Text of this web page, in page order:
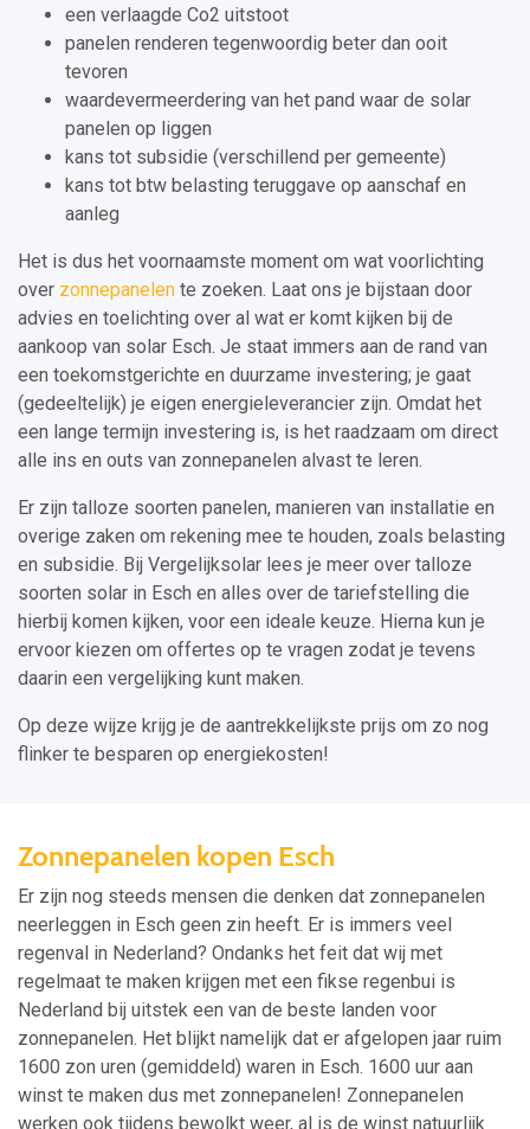
een verlaagde Co2 uitstoot
panelen renderen tegenwoordig beter dan ooit
tevoren
waardevermeerdering van het pand waar de solar
panelen op liggen
kans tot subsidie (verschillend per gemeente)
kans tot btw belasting teruggave op aanschaf en
aanleg
Het is dus het voornaamste moment om wat voorlichting
over zonnepanelen te zoeken. Laat ons je bijstaan door
advies en toelichting over al wat er komt kijken bij de
aankoop van solar Esch. Je staat immers aan de rand van
een toekomstgerichte en duurzame investering; je gaat
(gedeeltelijk) je eigen energieleverancier zijn. Omdat het
een lange termijn investering is, is het raadzaam om direct
alle ins en outs van zonnepanelen alvast te leren.
Er zijn talloze soorten panelen, manieren van installatie en
overige zaken om rekening mee te houden, zoals belasting
en subsidie. Bij Vergelijksolar lees je meer over talloze
soorten solar in Esch en alles over de tariefstelling die
hierbij komen kijken, voor een ideale keuze. Hierna kun je
ervoor kiezen om offertes op te vragen zodat je tevens
daarin een vergelijking kunt maken.
Op deze wijze krijg je de aantrekkelijkste prijs om zo nog
flinker te besparen op energiekosten!
Zonnepanelen kopen Esch
Er zijn nog steeds mensen die denken dat zonnepanelen
neerleggen in Esch geen zin heeft. Er is immers veel
regenval in Nederland? Ondanks het feit dat wij met
regelmaat te maken krijgen met een fikse regenbui is
Nederland bij uitstek een van de beste landen voor
zonnepanelen. Het blijkt namelijk dat er afgelopen jaar ruim
1600 zon uren (gemiddeld) waren in Esch. 1600 uur aan
winst te maken dus met zonnepanelen! Zonnepanelen
werken ook tijdens bewolkt weer, al is de winst natuurlijk